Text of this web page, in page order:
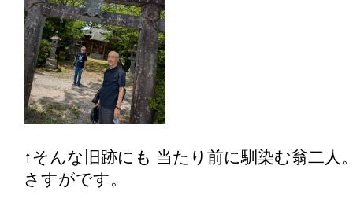
↑そんな旧跡にも 当たり前に馴染む翁二人
さすがです。